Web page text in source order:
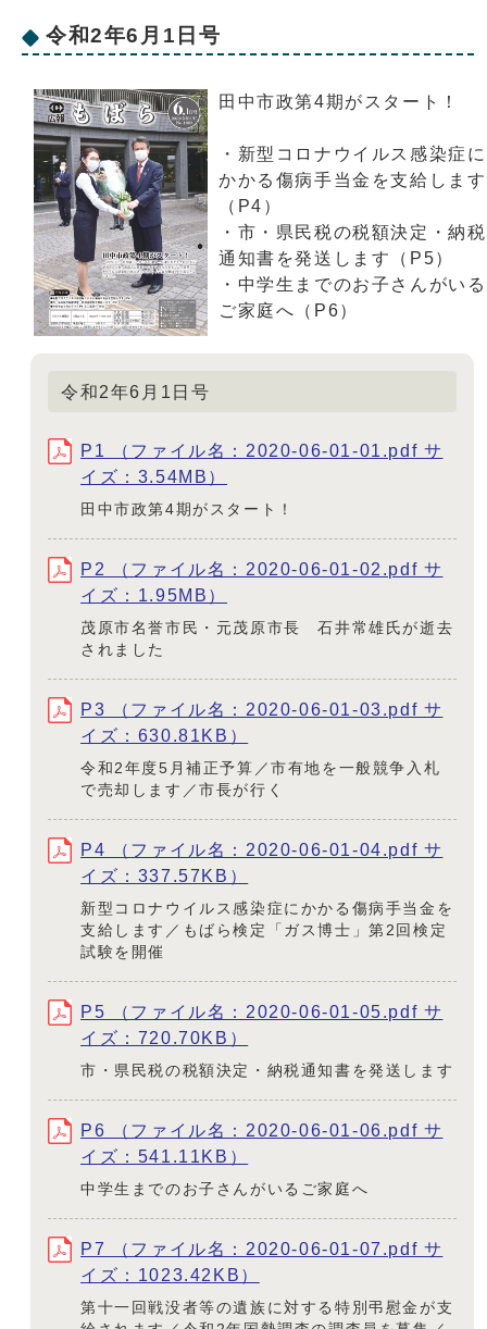
令和2年6月1日号
田中市政第4期がスタート！
・新型コロナウイルス感染症に
かかる傷病手当金を支給します
（P4）
・市・県民税の税額決定・納税
通知書を発送します（P5）
・中学生までのお子さんがいる
ご家庭へ（P6）
令和2年6月1日号
P1 （ファイル名：2020-06-01-01.pdf サ
イズ：3.54MB）
田中市政第4期がスタート！
P2 （ファイル名：2020-06-01-02.pdf サ
イズ：1.95MB）
茂原市名誉市民・元茂原市長 石井常雄氏が逝去
されました
P3 （ファイル名：2020-06-01-03.pdf サ
イズ：630.81KB）
令和2年度5月補正予算／市有地を一般競争入札
で売却します／市長が行く
P4 （ファイル名：2020-06-01-04.pdf サ
イズ：337.57KB）
新型コロナウイルス感染症にかかる傷病手当金を
支給します／もばら検定「ガス博士」第2回検定
試験を開催
P5 （ファイル名：2020-06-01-05.pdf サ
イズ：720.70KB）
市・県民税の税額決定・納税通知書を発送します
P6 （ファイル名：2020-06-01-06.pdf サ
イズ：541.11KB）
中学生までのお子さんがいるご家庭へ
P7 （ファイル名：2020-06-01-07.pdf サ
イズ：1023.42KB）
第十一回戦没者等の遺族に対する特別弔慰金が支